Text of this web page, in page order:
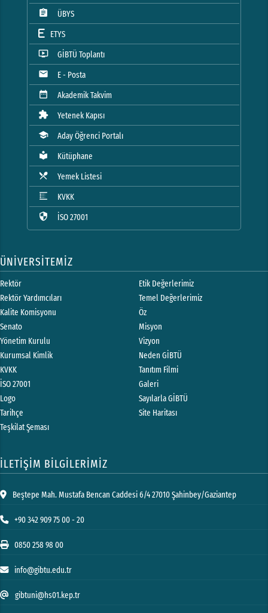
assignment
ÜBYS
ETYS
ondemand_video
GİBTÜ Toplantı
mail
E - Posta
date_range
Akademik Takvim
extension
Yetenek Kapısı
school
Aday Öğrenci Portalı
local_library
Kütüphane
local_dining
Yemek Listesi
blur_linear
KVKK
security
İSO 27001
ÜNİVERSİTEMİZ
Rektör
Rektör Yardımcıları
Kalite Komisyonu
Senato
Yönetim Kurulu
Kurumsal Kimlik
KVKK
İSO 27001
Logo
Tarihçe
Teşkilat Şeması
Etik Değerlerimiz
Temel Değerlerimiz
Öz
Misyon
Vizyon
Neden GİBTÜ
Tanıtım Filmi
Galeri
Sayılarla GİBTÜ
Site Haritası
İLETİŞİM BİLGİLERİMİZ
Beştepe Mah. Mustafa Bencan Caddesi 6/4 27010 Şahinbey/Gaziantep
+90 342 909 75 00 - 20
0850 258 98 00
info@gibtu.edu.tr
gibtuni@hs01.kep.tr